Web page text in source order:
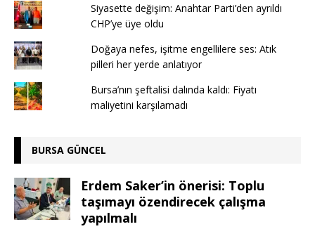
Siyasette değişim: Anahtar Parti’den ayrıldı
CHP’ye üye oldu
Doğaya nefes, işitme engellilere ses: Atık
pilleri her yerde anlatıyor
Bursa’nın şeftalisi dalında kaldı: Fiyatı
maliyetini karşılamadı
BURSA GÜNCEL
Erdem Saker’in önerisi: Toplu
taşımayı özendirecek çalışma
yapılmalı